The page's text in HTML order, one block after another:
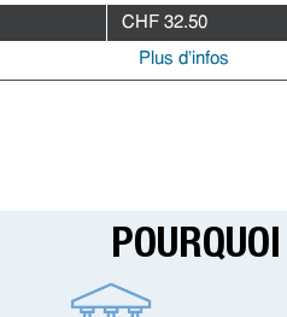
CHF 32.50
Plus d'infos